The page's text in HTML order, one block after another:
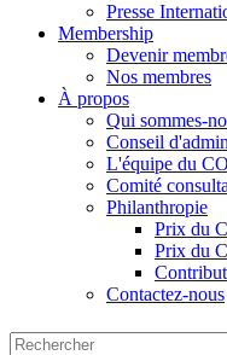
Presse
Membership
Devenir
Nos membres
À propos
Qui sommes-
Conseil
L'équipe du
Comité
Philanthropie
Prix du
Prix du
Contactez-nous